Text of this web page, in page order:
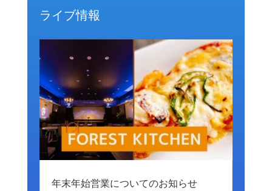
ライブ情報
年末年始営業についてのお知らせ